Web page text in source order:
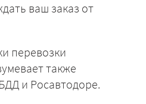
ваш заказ от
перевозки
также
и Росавтодоре.